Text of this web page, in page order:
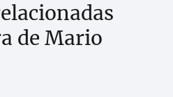
de Mario